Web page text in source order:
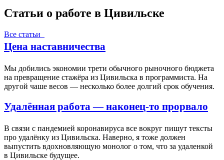
Статьи о работе в Цивильске
Все статьи
Цена наставничества
Мы добились экономии трети обычного рыночного бюджета
на превращение стажёра из Цивильска в программиста. На
другой чаше весов — несколько более долгий срок обучения.
Удалённая работа — наконец-то прорвало
В связи с пандемией коронавируса все вокруг пишут тексты
про удалёнку из Цивильска. Наверно, я тоже должен
выпустить вдохновляющую монолог о том, что за удаленкой
в Цивильске будущее.